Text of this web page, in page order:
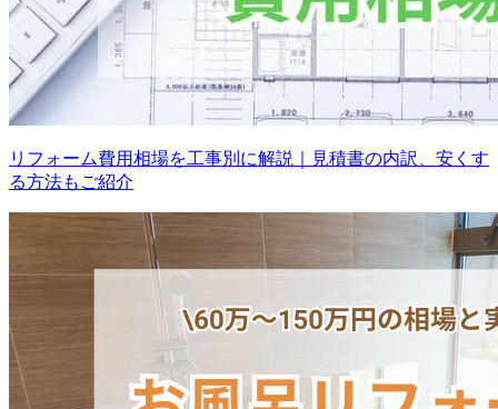
リフォーム費用相場を工事別に解説｜見積書の内訳、安くす
る方法もご紹介